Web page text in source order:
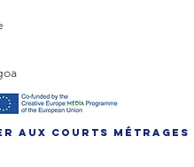
aux courts métrages